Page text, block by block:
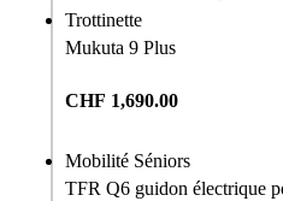
Trottinette
Mukuta 9 Plus
CHF 1,690.00
Mobilité Séniors
TFR Q6 guidon électrique